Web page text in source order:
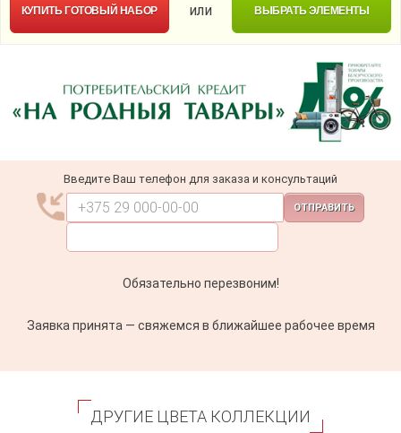
КУПИТЬГОТОВЫЙ НАБОР или ВЫБРАТЬ ЭЛЕМЕНТЫ
Введите Ваш телефон для заказа и консультаций
ОТПРАВИТЬ
Обязательно перезвоним!
Заявка принята — свяжемся в ближайшее рабочее время
ДРУГИЕ ЦВЕТА КОЛЛЕКЦИИ